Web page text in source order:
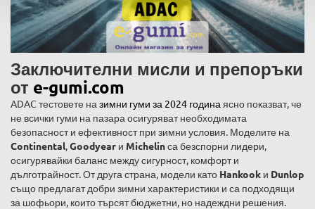
Заключителни мисли и препоръки
от e-gumi.com
ADAC тестовете на зимни гуми за 2024 година ясно показват, че
не всички гуми на пазара осигуряват необходимата
безопасност и ефективност при зимни условия. Моделите на
Continental,Goodyear и Michelinса безспорни лидери,
осигурявайки баланс между сигурност, комфорт и
дълготрайност. От друга страна, модели като Hankook и Dunlop
също предлагат добри зимни характеристики и са подходящи
за шофьори, които търсят бюджетни, но надеждни решения.